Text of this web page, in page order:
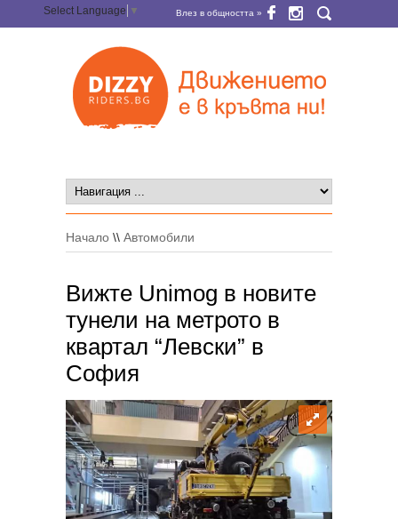
Select Language ▼ Влез в общността »
Начало \\ Автомобили
Вижте Unimog в новите
тунели на метрото в
квартал “Левски” в
София